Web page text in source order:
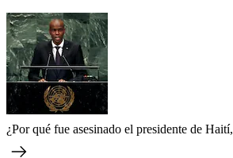
¿Por qué fue asesinado el presidente de